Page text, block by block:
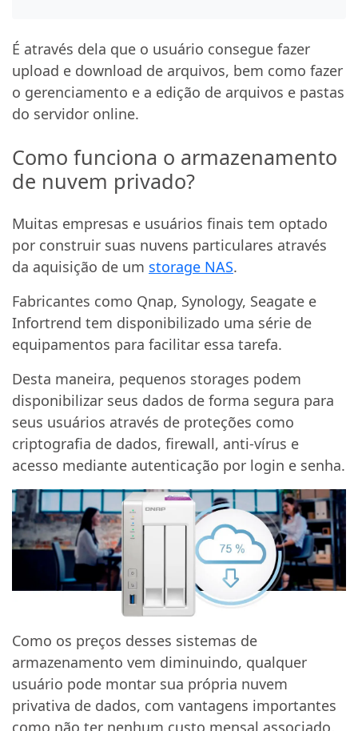
É através dela que o usuário consegue fazer
upload e download de arquivos, bem como fazer
o gerenciamento e a edição de arquivos e pastas
do servidor online.
Como funciona o armazenamento
de nuvem privado?
Muitas empresas e usuários finais tem optado
por construir suas nuvens particulares através
da aquisição de um storage NAS.
Fabricantes como Qnap, Synology, Seagate e
Infortrend tem disponibilizado uma série de
equipamentos para facilitar essa tarefa.
Desta maneira, pequenos storages podem
disponibilizar seus dados de forma segura para
seus usuários através de proteções como
criptografia de dados, firewall, anti-vírus e
acesso mediante autenticação por login e senha.
Como os preços desses sistemas de
armazenamento vem diminuindo, qualquer
usuário pode montar sua própria nuvem
privativa de dados, com vantagens importantes